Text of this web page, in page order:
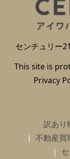
センチュリー
This site is
Privacy
訳あり
不動産買